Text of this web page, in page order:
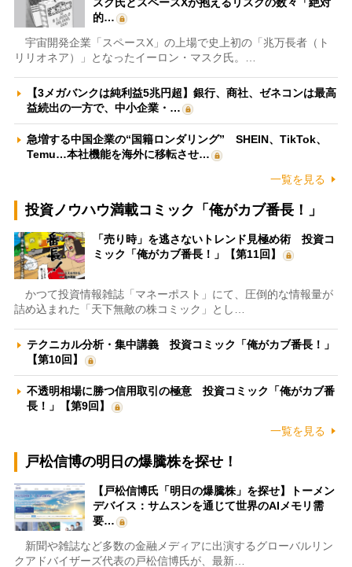
的…
宇宙開発企業「スペースX」の上場で史上初の「兆万長者（ト
リリオネア）」となったイーロン・マスク氏。…
【3メガバンクは純利益5兆円超】銀行、商社、ゼネコンは最高
益続出の一方で、中小企業・…
急増する中国企業の“国籍ロンダリング” SHEIN、TikTok、
Temu…本社機能を海外に移転させ…
一覧を見る
投資ノウハウ満載コミック「俺がカブ番長！」
「売り時」を逃さないトレンド見極め術 投資コ
ミック「俺がカブ番長！」【第11回】
かつて投資情報雑誌「マネーポスト」にて、圧倒的な情報量が
詰め込まれた「天下無敵の株コミック」とし…
テクニカル分析・集中講義 投資コミック「俺がカブ番長！」
【第10回】
不透明相場に勝つ信用取引の極意 投資コミック「俺がカブ番
長！」【第9回】
一覧を見る
戸松信博の明日の爆騰株を探せ！
【戸松信博氏「明日の爆騰株」を探せ】トーメン
デバイス：サムスンを通じて世界のAIメモリ需
要…
新聞や雑誌など多数の金融メディアに出演するグローバルリン
クアドバイザーズ代表の戸松信博氏が、最新…